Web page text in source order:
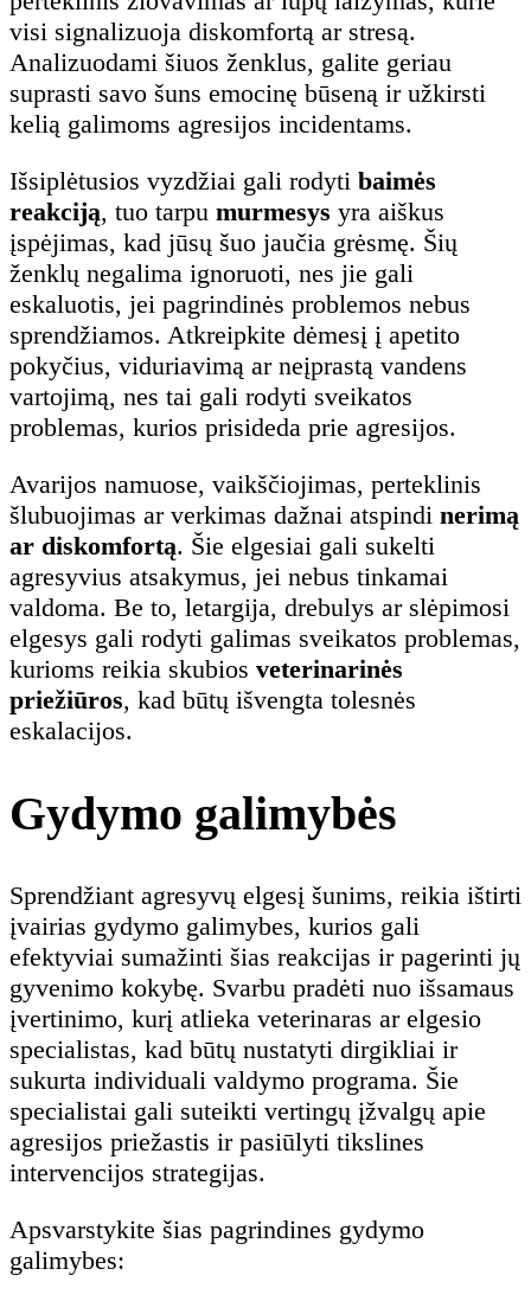
visi signalizuoja diskomfortą ar stresą.
Analizuodami šiuos ženklus, galite geriau
suprasti savo šuns emocinę būseną ir užkirsti
kelią galimoms agresijos incidentams.
Išsiplėtusios vyzdžiai gali rodyti baimės
reakciją, tuo tarpu murmesys yra aiškus
įspėjimas, kad jūsų šuo jaučia grėsmę. Šių
ženklų negalima ignoruoti, nes jie gali
eskaluotis, jei pagrindinės problemos nebus
sprendžiamos. Atkreipkite dėmesį į apetito
pokyčius, viduriavimą ar neįprastą vandens
vartojimą, nes tai gali rodyti sveikatos
problemas, kurios prisideda prie agresijos.
Avarijos namuose, vaikščiojimas, perteklinis
šlubuojimas ar verkimas dažnai atspindi nerimą
ar diskomfortą. Šie elgesiai gali sukelti
agresyvius atsakymus, jei nebus tinkamai
valdoma. Be to, letargija, drebulys ar slėpimosi
elgesys gali rodyti galimas sveikatos problemas,
kurioms reikia skubios veterinarinės
priežiūros, kad būtų išvengta tolesnės
eskalacijos.
Gydymo galimybės
Sprendžiant agresyvų elgesį šunims, reikia ištirti
įvairias gydymo galimybes, kurios gali
efektyviai sumažinti šias reakcijas ir pagerinti jų
gyvenimo kokybę. Svarbu pradėti nuo išsamaus
įvertinimo, kurį atlieka veterinaras ar elgesio
specialistas, kad būtų nustatyti dirgikliai ir
sukurta individuali valdymo programa. Šie
specialistai gali suteikti vertingų įžvalgų apie
agresijos priežastis ir pasiūlyti tikslines
intervencijos strategijas.
Apsvarstykite šias pagrindines gydymo
galimybes: